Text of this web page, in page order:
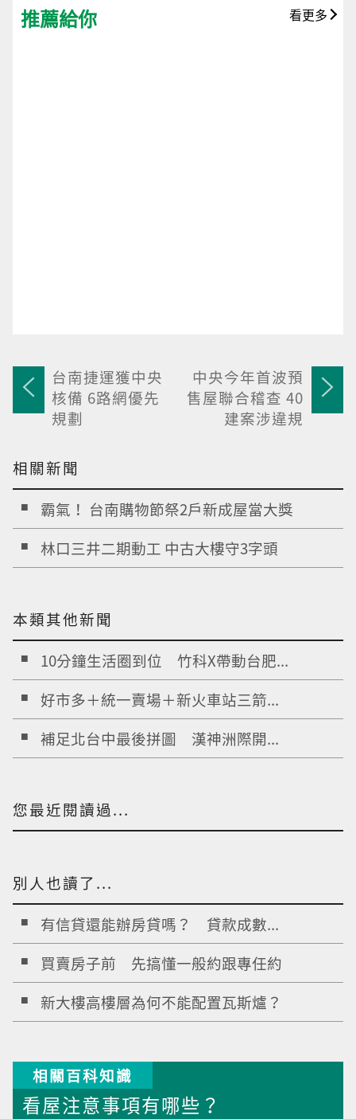
推薦給你 看更多
台南捷運獲中央
核備 6路網優先
規劃
中央今年首波預
售屋聯合稽查 40
建案涉違規
相關新聞
霸氣！ 台南購物節祭2戶新成屋當大獎
林口三井二期動工 中古大樓守3字頭
本類其他新聞
10分鐘生活圈到位 竹科X帶動台肥...
好市多＋統一賣場＋新火車站三箭...
補足北台中最後拼圖 漢神洲際開...
您最近閱讀過...
別人也讀了...
有信貸還能辦房貸嗎？ 貸款成數...
買賣房子前 先搞懂一般約跟專任約
新大樓高樓層為何不能配置瓦斯爐？
相關百科知識
看屋注意事項有哪些？